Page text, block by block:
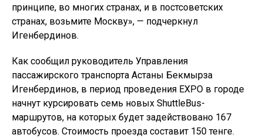
принципе, во многих странах, и в постсоветских
странах, возьмите Москву», — подчеркнул
Игенбердинов.
Как сообщил руководитель Управления
пассажирского транспорта Астаны Бекмырза
Игенбердинов, в период проведения EXPO в городе
начнут курсировать семь новых ShuttleBus-
маршрутов, на которых будет задействовано 167
автобусов. Стоимость проезда составит 150 тенге.